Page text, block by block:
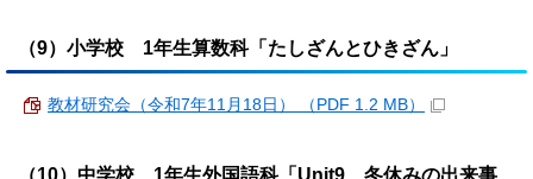
（9）小学校 1年生算数科「たしざんとひきざん」
教材研究会（令和7年11月18日） （PDF 1.2 MB）
（10）中学校 1年生外国語科「Unit9 冬休みの出来事